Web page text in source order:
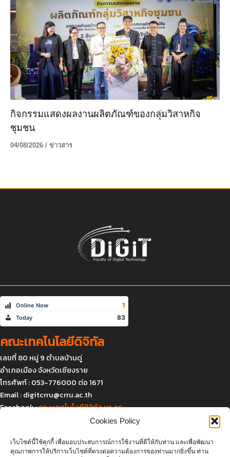
Cookies Policy
เว็บไซต์นี้ใช้คุกกี้ เพื่อมอบประสบการณ์การใช้งานที่ดีให้กับท่าน และเพื่อพัฒนา
คุณภาพการให้บริการเว็บไซต์ที่ตรงต่อความต้องการของท่านมากยิ่งขึ้น ท่าน
กิจกรรมแสดงผลงานผลิตภัณฑ์ของกลุ่มวิสาหกิจ
ชุมชน
04/08/2026 / ข่าวสาร
Online Now 1
Today 83
คณะเทคโนโลยีดิจิทัล
เลขที่ 80 หมู่ 9 ตำบลบ้านดู่
อำเภอเมือง จังหวัดเชียงราย
โทรศัพท์ : 053-776000 ต่อ 1671
Email :digitcrru@crru.ac.th
Facebook :คณะเทคโนโลยีดิจิทัล มร.ชร.
แผนที่และการเดินทาง